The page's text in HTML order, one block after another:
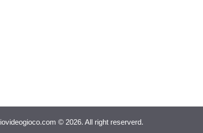
iovideogioco.com © 2026. All right reserverd.